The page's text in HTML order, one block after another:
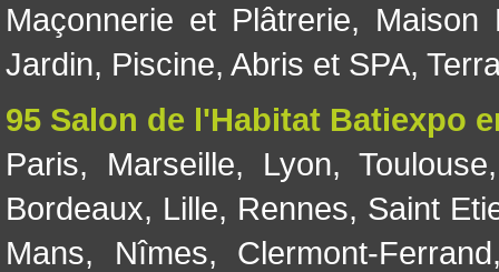
Maçonnerie et Plâtrerie, Maison
Jardin, Piscine, Abris et SPA,
95 Salon de l'Habitat Batiexpo
Paris, Marseille, Lyon, Toulouse
Bordeaux, Lille, Rennes, Saint
Mans, Nîmes, Clermont-Ferrand